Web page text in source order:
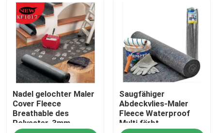
Nadel gelochter Maler
Cover Fleece
Breathable des
Polyester-3mm
Saugfähiger
Abdeckvlies-Maler
Fleece Waterproof
Multi färbt